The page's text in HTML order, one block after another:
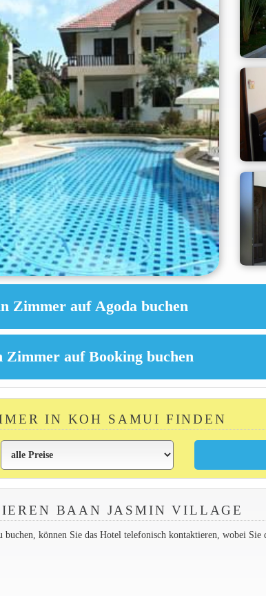
IN KOH SAMUI FINDEN
BAAN JASMIN VILLAGE
können Sie das Hotel telefonisch kontaktieren, wobei Sie